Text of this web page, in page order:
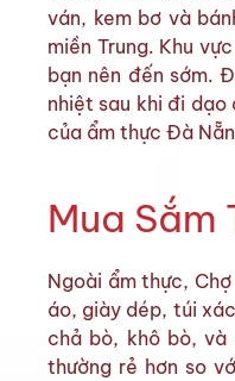
ván, kem bơ và
miền Trung. Khu
bạn nên đến sớm.
nhiệt sau khi đi dạo
của ẩm thực Đà
Mua Sắm
Ngoài ẩm thực,
áo, giày dép, túi
chả bò, khô bò,
thường rẻ hơn so